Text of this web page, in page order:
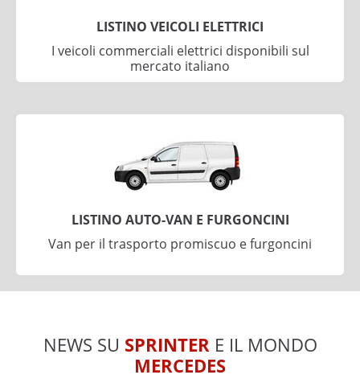
LISTINO VEICOLI ELETTRICI
I veicoli commerciali elettrici disponibili sul
mercato italiano
LISTINO AUTO-VAN E FURGONCINI
Van per il trasporto promiscuo e furgoncini
NEWS SU SPRINTER E IL MONDO
MERCEDES